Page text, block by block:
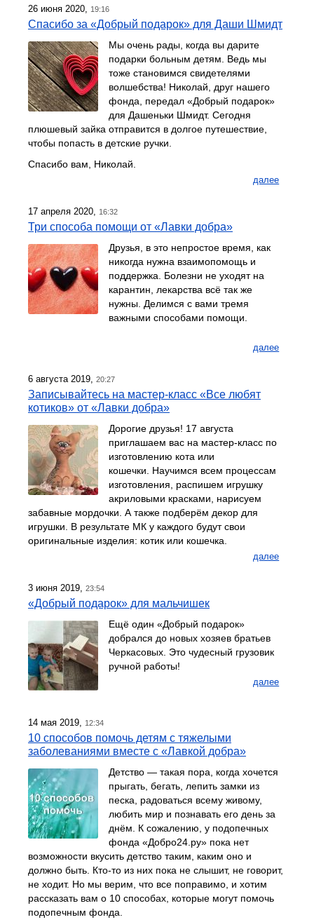
26 июня 2020, 19:16
Спасибо за «Добрый подарок» для Даши Шмидт
Мы очень рады, когда вы дарите
подарки больным детям. Ведь мы
тоже становимся свидетелями
волшебства! Николай, друг нашего
фонда, передал «Добрый подарок»
для Дашеньки Шмидт. Сегодня
плюшевый зайка отправится в долгое путешествие,
чтобы попасть в детские ручки.
Спасибо вам, Николай.
далее
17 апреля 2020, 16:32
Три способа помощи от «Лавки добра»
Друзья, в это непростое время, как
никогда нужна взаимопомощь и
поддержка. Болезни не уходят на
карантин, лекарства всё так же
нужны. Делимся с вами тремя
важными способами помощи.
далее
6 августа 2019, 20:27
Записывайтесь на мастер-класс «Все любят
котиков» от «Лавки добра»
Дорогие друзья! 17 августа
приглашаем вас на мастер-класс по
изготовлению кота или
кошечки. Научимся всем процессам
изготовления, распишем игрушку
акриловыми красками, нарисуем
забавные мордочки. А также подберём декор для
игрушки. В результате МК у каждого будут свои
оригинальные изделия: котик или кошечка.
далее
3 июня 2019, 23:54
«Добрый подарок» для мальчишек
Ещё один «Добрый подарок»
добрался до новых хозяев братьев
Черкасовых. Это чудесный грузовик
ручной работы!
далее
14 мая 2019, 12:34
10 способов помочь детям с тяжелыми
заболеваниями вместе с «Лавкой добра»
Детство — такая пора, когда хочется
прыгать, бегать, лепить замки из
песка, радоваться всему живому,
любить мир и познавать его день за
днём. К сожалению, у подопечных
фонда «Добро24.ру» пока нет
возможности вкусить детство таким, каким оно и
должно быть. Кто-то из них пока не слышит, не говорит,
не ходит. Но мы верим, что все поправимо, и хотим
рассказать вам о 10 способах, которые могут помочь
подопечным фонда.